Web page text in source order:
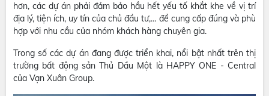
hơn, các dự án phải đảm bảo hầu hết yếu tố khắt khe về vị trí
địa lý, tiện ích, uy tín của chủ đầu tư,… để cung cấp đúng và phù
hợp với nhu cầu của nhóm khách hàng chuyên gia.
Trong số các dự án đang được triển khai, nổi bật nhất trên thị
trường bất động sản Thủ Dầu Một là HAPPY ONE - Central
của Vạn Xuân Group.